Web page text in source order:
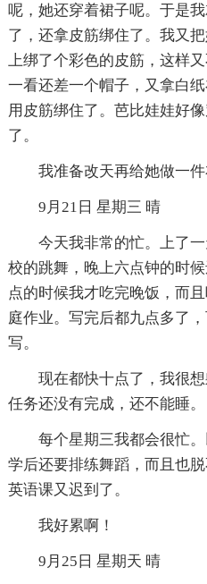
呢，她还穿着裙子呢。于是
了，还拿皮筋绑住了。我又
上绑了个彩色的皮筋，这样
一看还差一个帽子，又拿白
用皮筋绑住了。芭比娃娃好
了。
我准备改天再给她做一
9月21日 星期三 晴
今天我非常的忙。上了
校的跳舞，晚上六点钟的时
点的时候我才吃完晚饭，而
庭作业。写完后都九点多了
写。
现在都快十点了，我很
任务还没有完成，还不能睡。
每个星期三我都会很忙
学后还要排练舞蹈，而且也
英语课又迟到了。
我好累啊！
9月25日 星期天 晴